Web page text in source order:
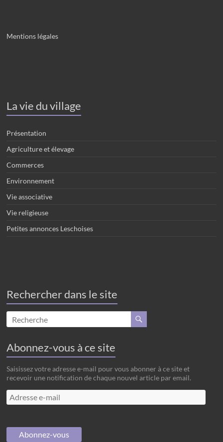
Mentions légales
La vie du village
Présentation
Agriculture et élevage
Commerces
Environnement
Vie associative
Vie religieuse
Petites annonces Leschoises
Rechercher dans le site
Abonnez-vous à ce site
Saisissez votre adresse e-mail pour vous abonner à ce site et
recevoir une notification de chaque nouvel article par email.
Adresse
e-
Abonnez-vous